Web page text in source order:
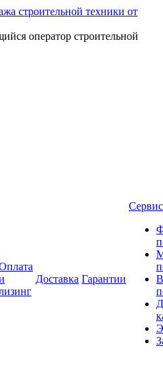
оператор строительной
Доставка Гарантии